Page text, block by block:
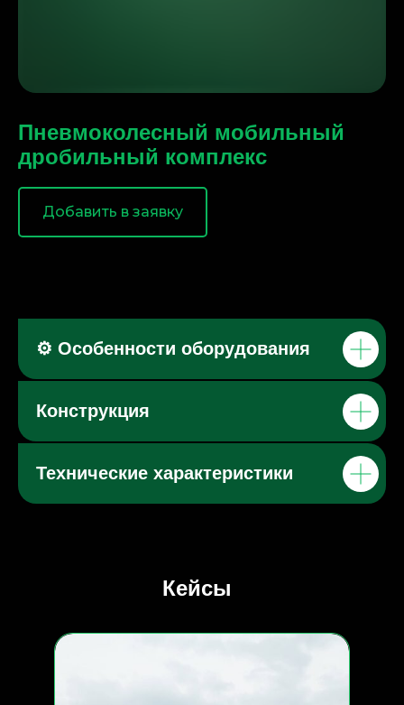
Пневмоколесный мобильный
дробильный комплекс
Добавить в заявку
⚙️ Особенности оборудования
Конструкция
Технические характеристики
Кейсы